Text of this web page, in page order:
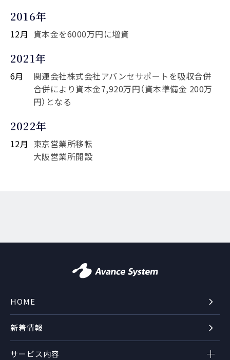
2016年
12月 資本金を6000万円に増資
2021年
6月
関連会社株式会社アバンセサポートを吸収合併
合併により資本金7,920万円（資本準備金 200万
円）となる
2022年
12月 東京営業所移転
大阪営業所開設
HOME
サービス内容
新着情報